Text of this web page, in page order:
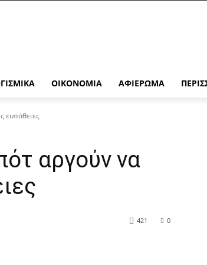
ΟΙΚΟΝΟΜΊΑ ΑΦΙΈΡΩΜΑ
ευπάθειες
αργούν να
0
421